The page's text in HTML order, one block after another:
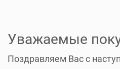
Уважаемые
Поздравляем Вас с